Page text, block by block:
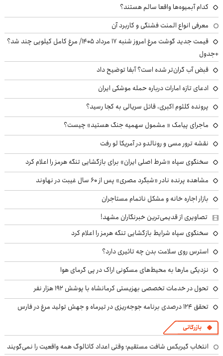
کدام آبمیوه‌ها واقعا سالم هستند؟
معرفی انواع المنت فشنگی و کاربرد آن
قیمت جدید گوشت مرغ امروز شنبه ۱۷ مرداد ۱۴۰۵/ مرغ کامل کیلویی چند شد؟
+جدول
قبض آب گران‌تر شده است؟ آبفا توضیح داد
ادعای تازه امارات درباره حمله موشکی ایران
پرونده کلثوم اکبری، قاتل سریالی به کجا رسید؟
ماجرای پیامک « مشمول سهمیه جنگ هستید» چیست؟
نقشه ترور مسی و رونالدو در آمریکا لو رفت
سخنگوی سپاه «شرط اصلی ایران» برای بازگشایی تنگه هرمز را اعلام کرد
مشاهده پرنده نادر «شبگرد مصری» پس از ۶۰ سال غیبت در نهاوند
بازار اجاره خانه و مشکل ناتمام مستاجران
تصاویری از قدیمی‌ترین خبرنگاران مشهد!
سخنگوی سپاه شرایط بازگشایی تنگه هرمز را اعلام کرد
استرس روی سلامت بدن چه تاثیری دارد؟
نزدیکی مارها به محیط‌های مسکونی اراک در پی گرمای هوا
تحول در خدمات تخصصی بهزیستی کرمانشاه با پوشش ۱۹۲ هزار نفر
تحقق ۱۲۴ درصدی برنامه جوجه‌ریزی در تیرماه و جهش تولید مرغ در فارس
بازرگانی
انتخاب گیربکس شافت مستقیم؛ وقتی اعداد کاتالوگ همه واقعیت را نمی‌گویند